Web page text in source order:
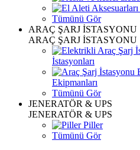
Tümünü Gör
ARAÇ ŞARJ İSTASYONU
ARAÇ ŞARJ İSTASYONU
İstasyonları
Ekipmanları
Tümünü Gör
JENERATÖR & UPS
JENERATÖR & UPS
Piller
Tümünü Gör